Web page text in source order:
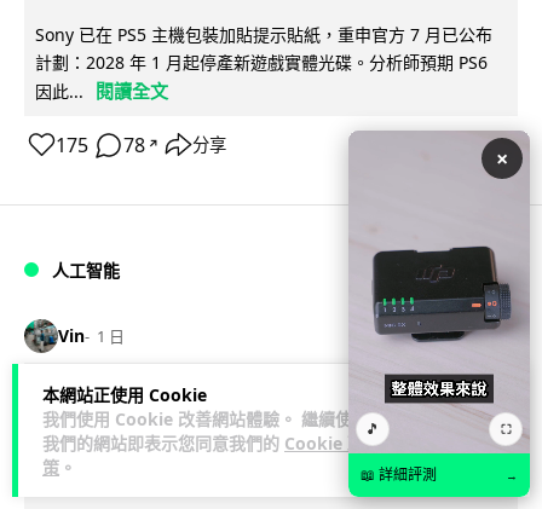
本網站正使用 Cookie
我們使用 Cookie 改善網站體驗。 繼續使用
我們的網站即表示您同意我們的 Cookie 政
策 。
Sony 已在 PS5 主機包裝加貼提示貼紙，重申官方 7 月已公布
計劃：2028 年 1 月起停產新遊戲實體光碟。分析師預期 PS6
因此...
閱讀全文
175 78 ↗ 分享
人工智能
Vin 1 日
Samsung 展示 Galaxy AI 新方向 未來
手機毋須輸入文字 轉向 Agent 全自動操
作
×
🎵 ⛶
📖 詳細評測 →